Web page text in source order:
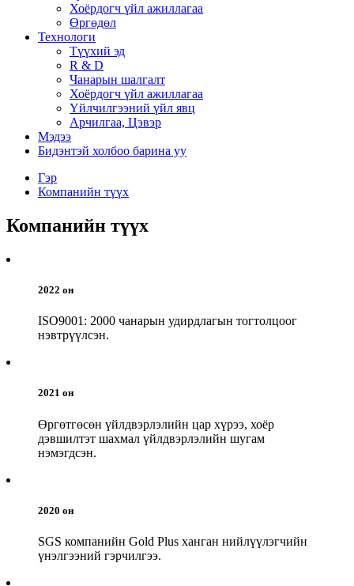
Хоёрдогч үйл ажиллагаа
Өргөдөл
Технологи
Түүхий эд
R & D
Чанарын шалгалт
Хоёрдогч үйл ажиллагаа
Үйлчилгээний үйл явц
Арчилгаа, Цэвэр
Мэдээ
Бидэнтэй холбоо барина уу
Гэр
Компанийн түүх
Компанийн түүх
2022 он
ISO9001: 2000 чанарын удирдлагын тогтолцоог
нэвтрүүлсэн.
2021 он
Өргөтгөсөн үйлдвэрлэлийн цар хүрээ, хоёр
дэвшилтэт шахмал үйлдвэрлэлийн шугам
нэмэгдсэн.
2020 он
SGS компанийн Gold Plus ханган нийлүүлэгчийн
үнэлгээний гэрчилгээ.